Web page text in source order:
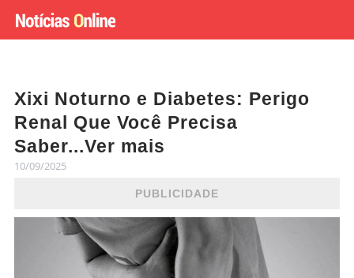
Xixi Noturno e Diabetes: Perigo
Renal Que Você Precisa
Saber...Ver mais
10/09/2025
PUBLICIDADE